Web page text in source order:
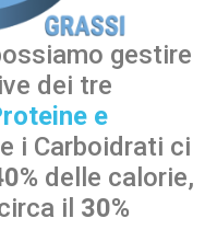
gestire
dei tre
e
i Carboidrati ci
delle calorie,
il 30%